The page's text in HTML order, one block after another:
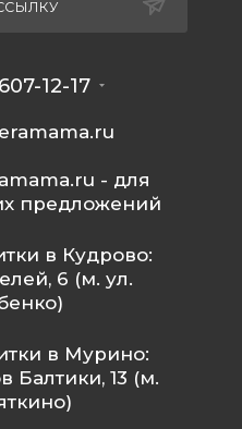
12-17
- для
предложений
в Кудрово:
6 (м. ул.
в Мурино:
Балтики, 13 (м.